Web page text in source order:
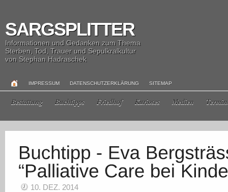
SARGSPLITTER
Informationen und Gedanken zum Thema
Sterben, Tod, Trauer und Sepulkralkultur
von Stephan Hadraschek
IMPRESSUM DATENSCHUTZERKLÄRUNG SITEMAP
Bestattung Buchtipps Friedhof Kurioses Medien
10. DEZ. 2014